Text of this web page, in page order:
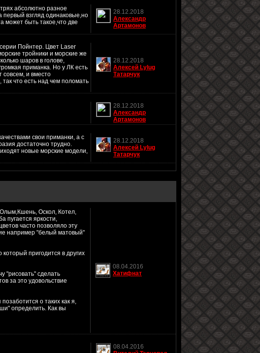
абсолютно разное
первый взгляд одинаковые,но
может быть такое,что две
28.12.2018
Александр
Артамонов
Пойнтер. Цвет Laser
тройники и морские же
шаров в голове,
приманка. Но у ЛК есть
совсем, и вместо
что есть над чем поломать
28.12.2018
Алексей Lylug
Татарчук
28.12.2018
Александр
Артамонов
свои приманки, а с
достаточно трудно.
новые морские модели,
28.12.2018
Алексей Lylug
Татарчук
Оскол, Котел,
пугается яркости,
часто позволяло эту
например "белый матовый"
пригодится в других
"рисовать" сделать
за это удовольствие
о таких как я,
определить. Как вы
08.04.2016
Хатифнат
08.04.2016